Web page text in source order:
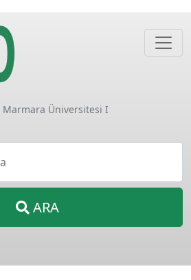
Marmara Üniversitesi I
ARA